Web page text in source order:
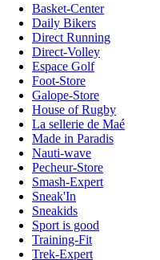
Basket-Center
Daily Bikers
Direct Running
Direct-Volley
Espace Golf
Foot-Store
Galope-Store
House of Rugby
La sellerie de Maé
Made in Paradis
Nauti-wave
Pecheur-Store
Smash-Expert
Sneak'In
Sneakids
Sport is good
Training-Fit
Trek-Expert